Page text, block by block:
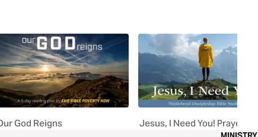
God Reigns Jesus, I Need You! Prayer